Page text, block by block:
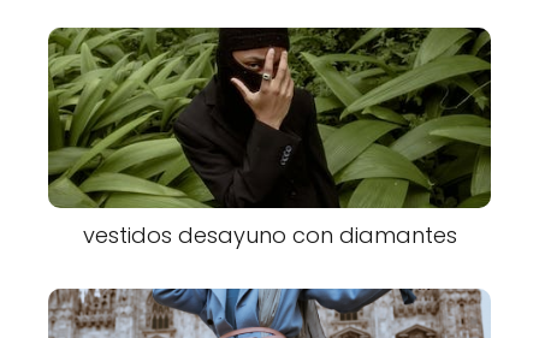
vestidos desayuno con diamantes